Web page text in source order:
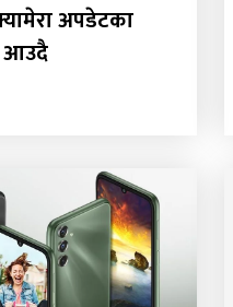
अपडेटका
आउदै